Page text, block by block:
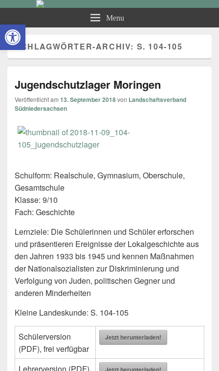
Kleine Landeskunde
Südniedersachsen
Menu
SCHLAGWÖRTER-ARCHIV: S. 104-105
Jugendschutzlager Moringen
Veröffentlicht am 13. September 2018von Landschaftsverband
Südniedersachsen
Schulform: Realschule, Gymnasium, Oberschule,
Gesamtschule
Klasse: 9/10
Fach: Geschichte
Lernziele: Die Schülerinnen und Schüler erforschen
und präsentieren Ereignisse der Lokalgeschichte aus
den Jahren 1933 bis 1945 und kennen Maßnahmen
der Nationalsozialisten zur Diskriminierung und
Verfolgung von Juden, politischen Gegner und
anderen Minderheiten
Kleine Landeskunde: S. 104-105
Schülerversion
(PDF), frei verfügbar
Jetzt herunterladen!
Open toolbar